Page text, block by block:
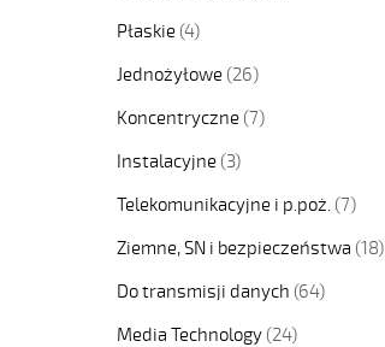
Płaskie (4)
Jednożyłowe (26)
Koncentryczne (7)
Instalacyjne (3)
Telekomunikacyjne i p.poż. (7)
Ziemne, SN i bezpieczeństwa (18)
Do transmisji danych (64)
Media Technology (24)